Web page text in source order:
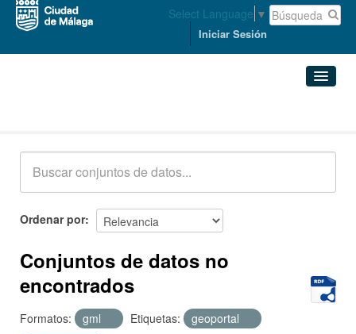
Select Language ▼
Iniciar Sesión
Acerca de
Ordenar por
Conjuntos de datos no
encontrados
Formatos: gml Etiquetas:
geoportal